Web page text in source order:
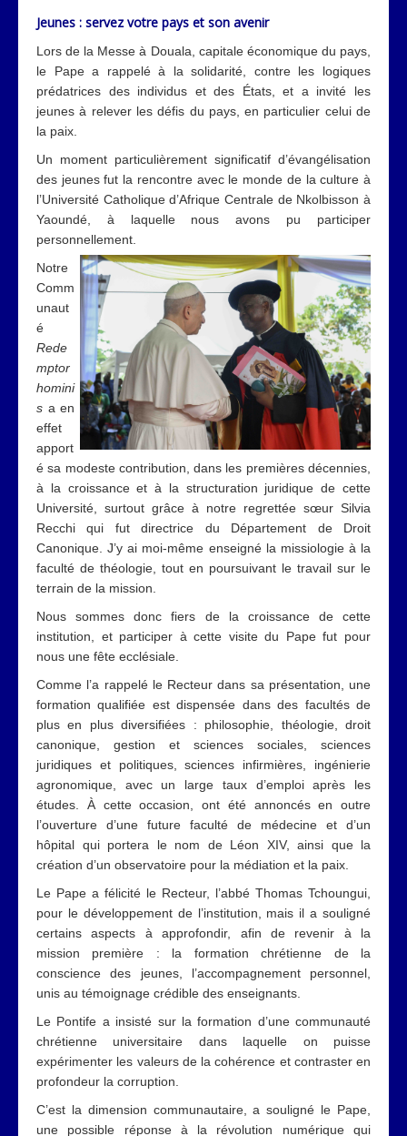
Jeunes : servez votre pays et son avenir
Lors de la Messe à Douala, capitale économique du pays,
le Pape a rappelé à la solidarité, contre les logiques
prédatrices des individus et des États, et a invité les
jeunes à relever les défis du pays, en particulier celui de
la paix.
Un moment particulièrement significatif d’évangélisation
des jeunes fut la rencontre avec le monde de la culture à
l’Université Catholique d’Afrique Centrale de Nkolbisson à
Yaoundé, à laquelle nous avons pu participer
personnellement.
Notre
Comm
unaut
é
Rede
mptor
homini
s a en
effet
apport
é sa modeste contribution, dans les premières décennies,
à la croissance et à la structuration juridique de cette
Université, surtout grâce à notre regrettée sœur Silvia
Recchi qui fut directrice du Département de Droit
Canonique. J’y ai moi-même enseigné la missiologie à la
faculté de théologie, tout en poursuivant le travail sur le
terrain de la mission.
Nous sommes donc fiers de la croissance de cette
institution, et participer à cette visite du Pape fut pour
nous une fête ecclésiale.
Comme l’a rappelé le Recteur dans sa présentation, une
formation qualifiée est dispensée dans des facultés de
plus en plus diversifiées : philosophie, théologie, droit
canonique, gestion et sciences sociales, sciences
juridiques et politiques, sciences infirmières, ingénierie
agronomique, avec un large taux d’emploi après les
études. À cette occasion, ont été annoncés en outre
l’ouverture d’une future faculté de médecine et d’un
hôpital qui portera le nom de Léon XIV, ainsi que la
création d’un observatoire pour la médiation et la paix.
Le Pape a félicité le Recteur, l’abbé Thomas Tchoungui,
pour le développement de l’institution, mais il a souligné
certains aspects à approfondir, afin de revenir à la
mission première : la formation chrétienne de la
conscience des jeunes, l’accompagnement personnel,
unis au témoignage crédible des enseignants.
Le Pontife a insisté sur la formation d’une communauté
chrétienne universitaire dans laquelle on puisse
expérimenter les valeurs de la cohérence et contraster en
profondeur la corruption.
C’est la dimension communautaire, a souligné le Pape,
une possible réponse à la révolution numérique qui